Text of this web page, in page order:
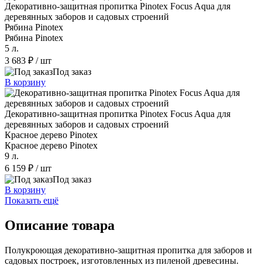
Декоративно-защитная пропитка Pinotex Focus Aqua для
деревянных заборов и садовых строений
Рябина Pinotex
Рябина Pinotex
5 л.
3 683 ₽ / шт
Под заказ
В корзину
Декоративно-защитная пропитка Pinotex Focus Aqua для
деревянных заборов и садовых строений
Красное дерево Pinotex
Красное дерево Pinotex
9 л.
6 159 ₽ / шт
Под заказ
В корзину
Показать ещё
Описание товара
Полукроющая декоративно-защитная пропитка для заборов и
садовых построек, изготовленных из пиленой древесины.